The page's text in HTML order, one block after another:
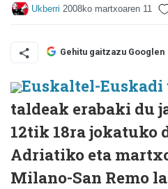
Ukberri 2008ko martxoaren 11
Gehitu gaitzazu Googlen
Euskaltel-Euskadi
taldeak erabaki du
12tik 18ra jokatuko
Adriatiko eta
Milano-San Remo